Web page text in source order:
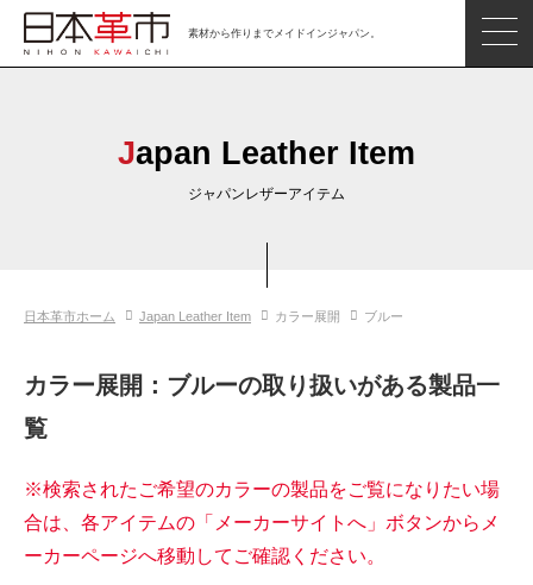
素材から作りまでメイドインジャパン。
革市通信
お問い合わせ
Japan Leather Item
ジャパンレザーアイテム
日本革市ホーム Japan Leather Item カラー展開 ブルー
カラー展開：ブルーの取り扱いがある製品一
覧
※検索されたご希望のカラーの製品をご覧になりたい場
合は、各アイテムの「メーカーサイトへ」ボタンからメ
ーカーページへ移動してご確認ください。